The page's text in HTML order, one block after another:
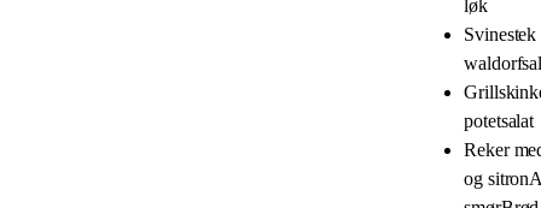
løk
Svinestek
potetsalat
Reker
og